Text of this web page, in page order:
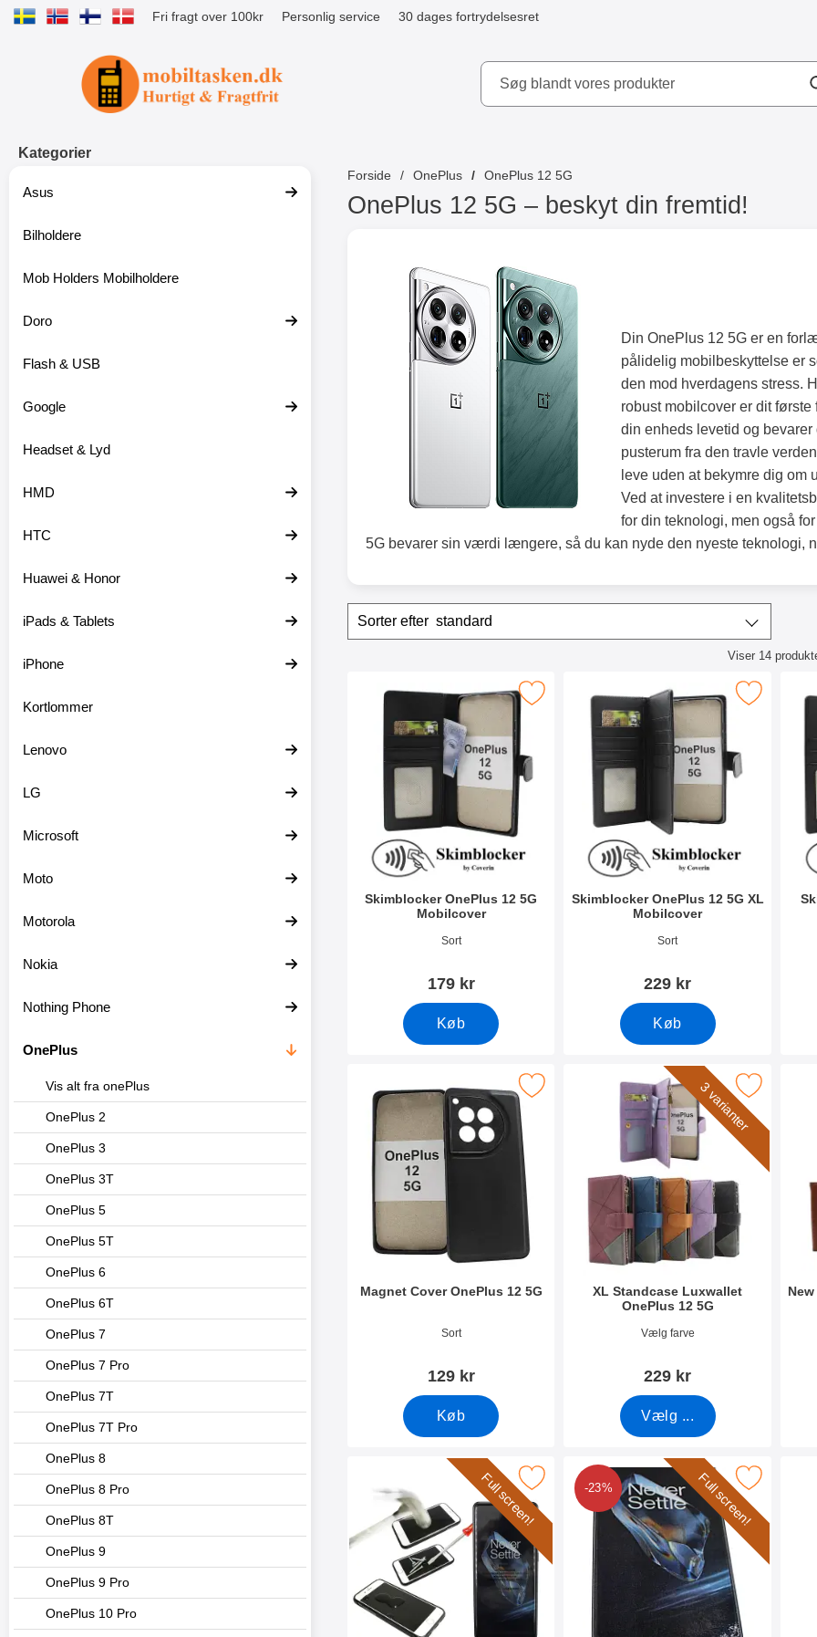
Fri fragt over 100kr Personlig service 30 dages fortrydelsesret
Startside for Tibro Billiga Mobilskydd AB
Kategorier
Asus
Bilholdere
Mob Holders Mobilholdere
Doro
Flash & USB
Google
Headset & Lyd
HMD
HTC
Huawei & Honor
iPads & Tablets
iPhone
Kortlommer
Lenovo
LG
Microsoft
Moto
Motorola
Nokia
Nothing Phone
OnePlus
Vis alt fra onePlus
OnePlus 2
OnePlus 3
OnePlus 3T
OnePlus 5
OnePlus 5T
OnePlus 6
OnePlus 6T
OnePlus 7
OnePlus 7 Pro
OnePlus 7T
OnePlus 7T Pro
OnePlus 8
OnePlus 8 Pro
OnePlus 8T
OnePlus 9
OnePlus 9 Pro
OnePlus 10 Pro
Forside OnePlus OnePlus 12 5G
OnePlus 12 5G – beskyt din fremtid!
Din OnePlus 12 5G er en
pålidelig mobilbeskyttelse er
den mod hverdagens stress.
robust mobilcover er dit
din enheds levetid og
pusterum fra den travle
leve uden at bekymre dig om
Ved at investere i en
for din teknologi, men også
5G bevarer sin værdi længere, så du kan nyde den nyeste teknologi,
r
Sorter standard
Viser 14
produktliste
Skimblocker OnePlus 12 5G
Mobilcover
Sort
179 kr
Køb
Marker skimblocker OnePlus 12 5G Mobilcover som favorit
Skimblocker OnePlus 12 5G XL
Mobilcover
Sort
229 kr
Køb
Marker skimblocker OnePlus 12 5G XL
Magnet Cover OnePlus 12 5G
Sort
129 kr
Køb
Marker magnet Cover OnePlus 12 5G som favorit 3 varianter
XL Standcase Luxwallet
OnePlus 12 5G
Varenr 50136Vælg farve
229 kr
Vælg ...
Marker xL Standcase Luxwallet
Full screen!
Marker full Frame Glasbeskyttelse OnePlus 12 5G som favorit
Full screen!
-23%
Marker full Screen Skærmbeskyttelse